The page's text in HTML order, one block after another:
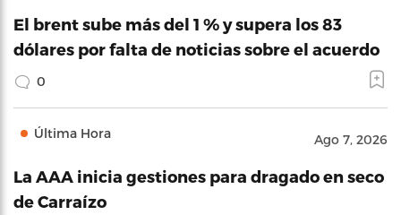
El brent sube más del 1 % y supera los 83
dólares por falta de noticias sobre el acuerdo
0
Última Hora Ago 7, 2026
La AAA inicia gestiones para dragado en seco
de Carraízo